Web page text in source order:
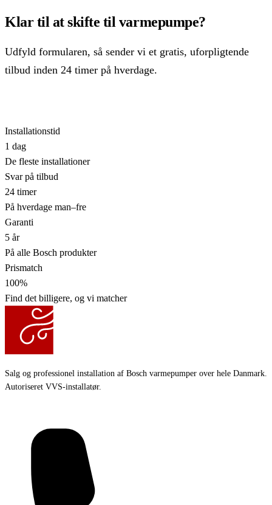
Klar til at skifte til varmepumpe?
Udfyld formularen, så sender vi et gratis, uforpligtende
tilbud inden 24 timer på hverdage.
Installationstid
1 dag
De fleste installationer
Svar på tilbud
24 timer
På hverdage man–fre
Garanti
5 år
På alle Bosch produkter
Prismatch
100%
Find det billigere, og vi matcher
Salg og professionel installation af Bosch varmepumper over hele Danmark.
Autoriseret VVS-installatør.